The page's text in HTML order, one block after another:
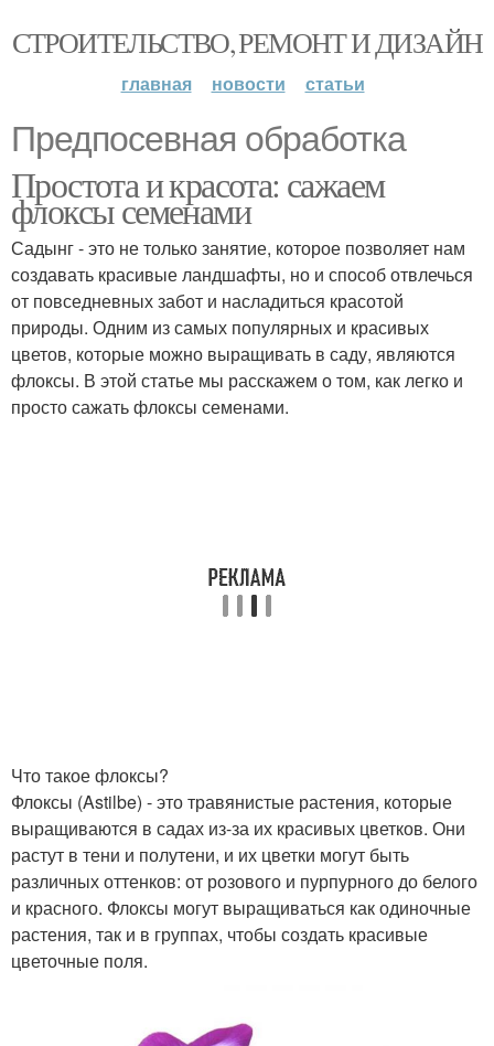
СТРОИТЕЛЬСТВО, РЕМОНТ И ДИЗАЙН
главная новости статьи
Предпосевная обработка
Простота и красота: сажаем
флоксы семенами
Садынг - это не только занятие, которое позволяет нам
создавать красивые ландшафты, но и способ отвлечься
от повседневных забот и насладиться красотой
природы. Одним из самых популярных и красивых
цветов, которые можно выращивать в саду, являются
флоксы. В этой статье мы расскажем о том, как легко и
просто сажать флоксы семенами.
Что такое флоксы?
Флоксы (Astilbe) - это травянистые растения, которые
выращиваются в садах из-за их красивых цветков. Они
растут в тени и полутени, и их цветки могут быть
различных оттенков: от розового и пурпурного до белого
и красного. Флоксы могут выращиваться как одиночные
растения, так и в группах, чтобы создать красивые
цветочные поля.